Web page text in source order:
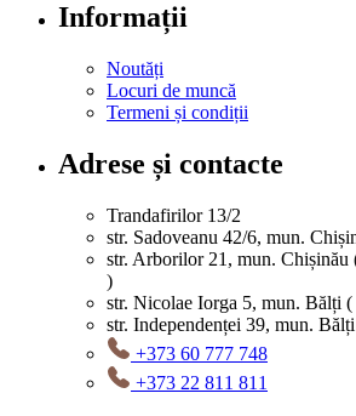
Informații
Noutăți
Locuri de muncă
Termeni și condiții
Adrese și contacte
Trandafirilor 13/2
str. Sadoveanu 42/6, mun.
str. Arborilor 21, mun. Chișinău
)
str. Nicolae Iorga 5, mun. Bălți
str. Independenței 39, mun. Bălți
+373 60 777 748
+373 22 811 811